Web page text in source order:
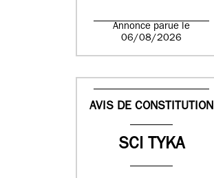
Annonce parue le
06/08/2026
AVIS DE CONSTITUTION
SCI TYKA